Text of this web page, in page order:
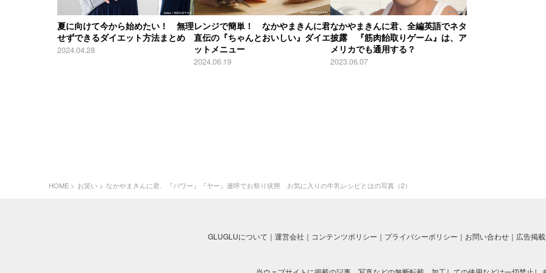
夏に向けて今から始めたい！ 無理
せずできるダイエット方法まとめ
2024.04.28
レンジで簡単！ なかやまきんに君
直伝の『ちゃんとおいしい』ダイエ
ットメニュー
2024.06.19
なかやまきんに君、全編英語でネタ
披露 『筋肉飴取りゲーム』は、ア
メリカでも通用する？
2023.06.07
HOME お笑い なかやまきんに君、『パワー』『ヤー』連呼でお祭り状態 お気に入りの牛乳レシピとはの写真（2）
GLUGLUについて 運営会社 コンテンツポリシー プライバシーポリシー お問い合わせ 広告掲